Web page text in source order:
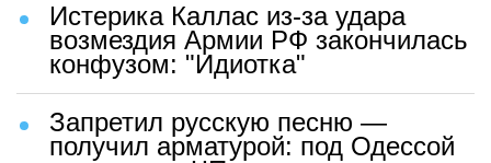
Истерика Каллас из-за удара
возмездия Армии РФ закончилась
конфузом: "Идиотка"
Запретил русскую песню —
получил арматурой: под Одессой